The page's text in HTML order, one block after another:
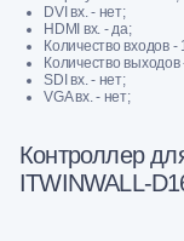
DVI вх. - нет;
HDMI вх. - да;
Количество входов -
Количество выходов
SDI вх. - нет;
VGA вх. - нет;
Контроллер
ITWINWALL-